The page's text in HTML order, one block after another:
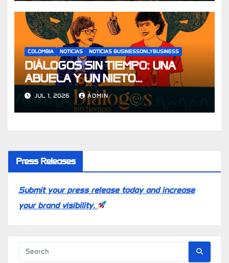
2030
COLOMBIA NOTICIAS NOTICIAS BUSINESSONLYBUSINESS
DIÁLOGOS SIN TIEMPO: UNA
ABUELA Y UN NIETO
CONVERSAN SOBRE LOS
DILEMAS QUE TODOS VIVIMOS
JUL 1, 2026 ADMIN
Press Releases
Submit your press release today and increase
your brand visibility.